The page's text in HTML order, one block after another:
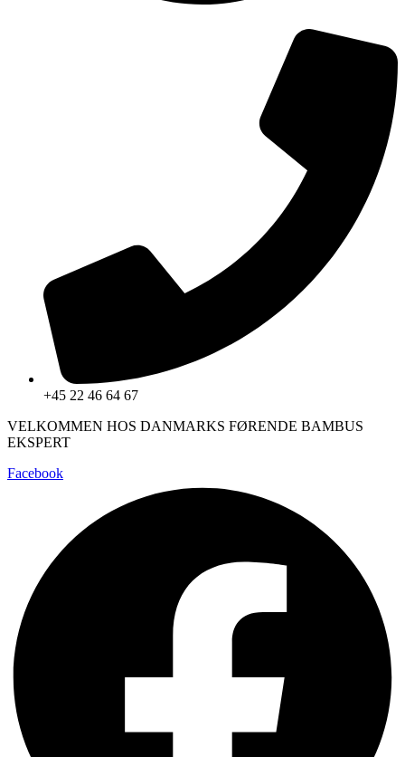
+45 22 46 64 67
VELKOMMEN HOS DANMARKS FØRENDE BAMBUS
EKSPERT
Facebook